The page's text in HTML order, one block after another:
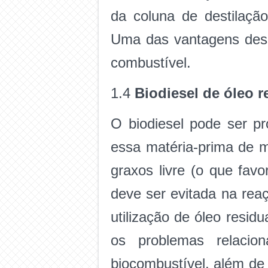
da coluna de
Uma das vantagens
combustível.
1.4 Biodiesel de óleo
O biodiesel pode ser
essa matéria-prima de
graxos livre (o que
deve ser evitada na
utilização de óleo
os problemas
biocombustível, além